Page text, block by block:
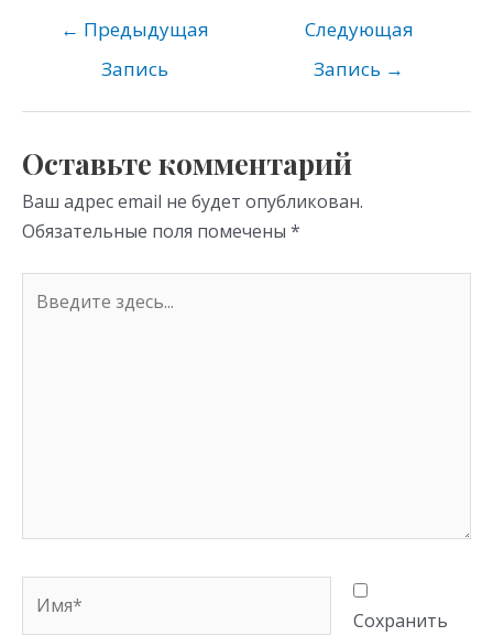
o
kl
as
ni
ki
gr
a
m p
← Предыдущая
Запись
Следующая
Запись →
Оставьте комментарий
Ваш адрес email не будет опубликован.
Обязательные поля помечены *
здесь...
Сохранить